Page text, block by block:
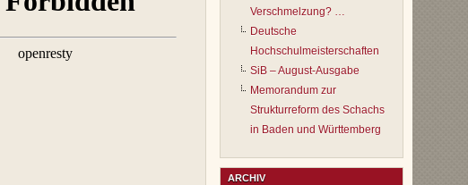
Verschmelzung? …
Deutsche
Hochschulmeisterschaften
SiB – August-Ausgabe
Memorandum zur
Strukturreform des Schachs
in Baden und Württemberg
ARCHIV